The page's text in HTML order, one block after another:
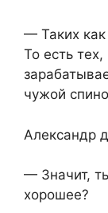
— Таких
То есть
чужой
Александр
— Значит,
хорошее?